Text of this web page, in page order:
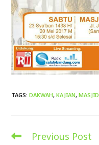
TAGS:DAKWAH, KAJIAN, MASJID
Read
Previous Post